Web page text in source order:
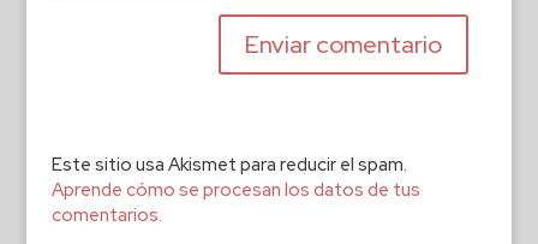
Este sitio usa Akismet para reducir el spam.
Aprende cómo se procesan los datos de tus
comentarios.